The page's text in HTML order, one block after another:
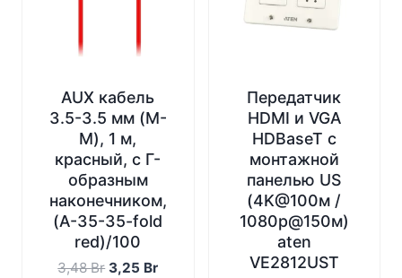
AUX кабель
3.5-3.5 мм (M-
M), 1 м,
красный, с Г-
образным
наконечником,
(A-35-35-fold
red)/100
3,48Br Первоначальная
3,25 BrТекущая
Передатчик
HDMI и VGA
HDBaseT с
монтажной
панелью US
(4K@100м /
1080p@150м)
aten
VE2812UST